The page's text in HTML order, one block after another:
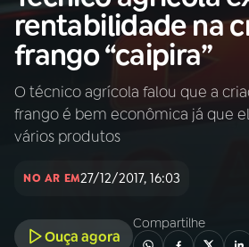
na
Rádio
Nacional
Buscar
AO VIVO
01
rentabilidade na
frango “caipira”
O técnico agrícola falou que a
frango é bem econômica já que
vários produtos
NO AR EM27/12/2017, 16:03
Ouça agora
Compartilhe